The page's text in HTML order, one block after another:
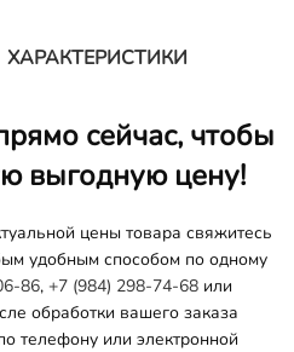
ХАРАКТЕРИСТИКИ
сейчас, чтобы
выгодную цену!
цены товара свяжитесь
удобным способом по одному
86, +7 (984) 298-74-68 или
обработки вашего заказа
телефону или электронной